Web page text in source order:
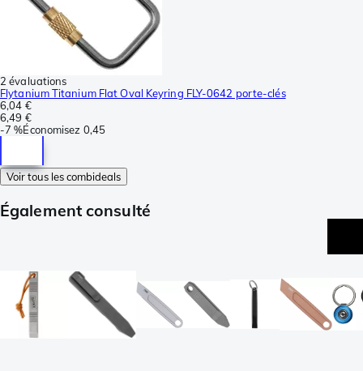
2 évaluations
Flytanium Titanium Flat Oval Keyring FLY-0642 porte-clés
6,04 €
6,49 €
-7 %Économisez 0,45
Voir tous les combideals
Également consulté